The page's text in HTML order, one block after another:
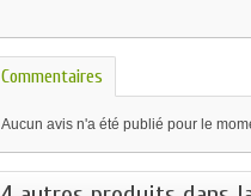
Commentaires
Aucun avis n'a été publié pour le